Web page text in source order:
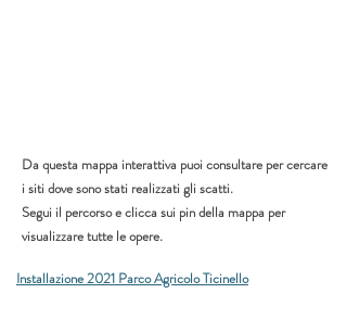
Da questa mappa interattiva puoi consultare per cercare
i siti dove sono stati realizzati gli scatti.
Segui il percorso e clicca sui pin della mappa per
visualizzare tutte le opere.
Installazione 2021 Parco Agricolo Ticinello